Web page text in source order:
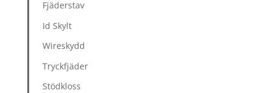
Fjäderstav
Id Skylt
Wireskydd
Tryckfjäder
Stödkloss